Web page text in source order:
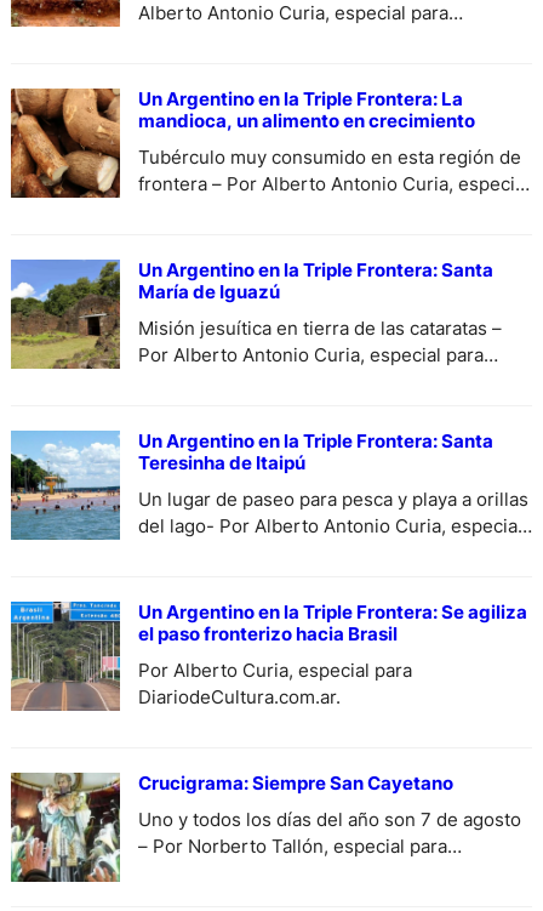
Alberto Antonio Curia, especial para
Un Argentino en la Triple Frontera: La
mandioca, un alimento en crecimiento
Tubérculo muy consumido en esta región de
frontera – Por Alberto Antonio Curia, especial
Un Argentino en la Triple Frontera: Santa
María de Iguazú
Misión jesuítica en tierra de las cataratas –
Por Alberto Antonio Curia, especial para
Un Argentino en la Triple Frontera: Santa
Teresinha de Itaipú
Un lugar de paseo para pesca y playa a orillas
del lago- Por Alberto Antonio Curia, especial
Un Argentino en la Triple Frontera: Se agiliza
el paso fronterizo hacia Brasil
Por Alberto Curia, especial para
DiariodeCultura.com.ar.
Crucigrama: Siempre San Cayetano
Uno y todos los días del año son 7 de agosto
– Por Norberto Tallón, especial para